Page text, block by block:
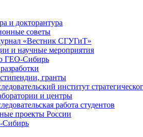
и докторантура
советы
«Вестник СГУГиТ»
и научные мероприятия
ГЕО-Сибирь
гранты
институт
и центры
работа студентов
проекты России
Сибирь